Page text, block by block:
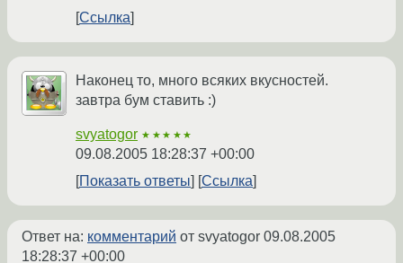
Ссылка
Наконец то, много всяких вкусностей.
завтра бум ставить :)
svyatogor ★★★★★
09.08.2005 18:28:37 +00:00
Показать ответы
Ссылка
Ответ на: комментарий от svyatogor 09.08.2005
18:28:37 +00:00